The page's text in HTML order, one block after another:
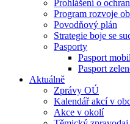
Prohlášení o
Program rozvoje
Povodňový plán
Strategie boje se
Pasporty
Pasport
Pasport
Aktuálně
Zprávy OÚ
Kalendář akcí v
Akce v okolí